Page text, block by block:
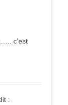
c’est
: